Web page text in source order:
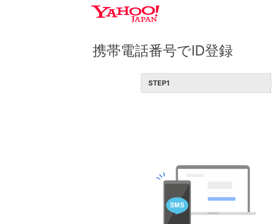
携帯電話番号でID登録
STEP1